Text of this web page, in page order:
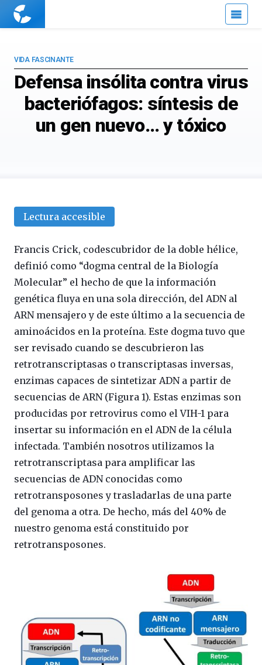
Cuaderno
Defensa insólita contra virus
bacteriófagos: síntesis de
un gen nuevo… y tóxico
VIDA FASCINANTE
Lectura accesible
Francis Crick, codescubridor de la doble hélice,
definió como “dogma central de la Biología
Molecular” el hecho de que la información
genética fluya en una sola dirección, del ADN al
ARN mensajero y de este último a la secuencia de
aminoácidos en la proteína. Este dogma tuvo que
ser revisado cuando se descubrieron las
retrotranscriptasas o transcriptasas inversas,
enzimas capaces de sintetizar ADN a partir de
secuencias de ARN (Figura 1). Estas enzimas son
producidas por retrovirus como el VIH-1 para
insertar su información en el ADN de la célula
infectada. También nosotros utilizamos la
retrotranscriptasa para amplificar las
secuencias de ADN conocidas como
retrotransposones y trasladarlas de una parte
del genoma a otra. De hecho, más del 40% de
nuestro genoma está constituido por
retrotransposones.